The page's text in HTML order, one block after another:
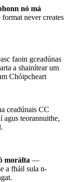
nó má
never creates
faoin gceadúnas
a shainítear um
Chóipcheart
ceadúnais CC
agus teorannuithe,
morálta —
a fháil sula n-